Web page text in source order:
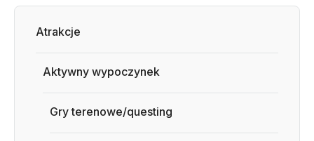
Atrakcje
Aktywny wypoczynek
Gry terenowe/questing